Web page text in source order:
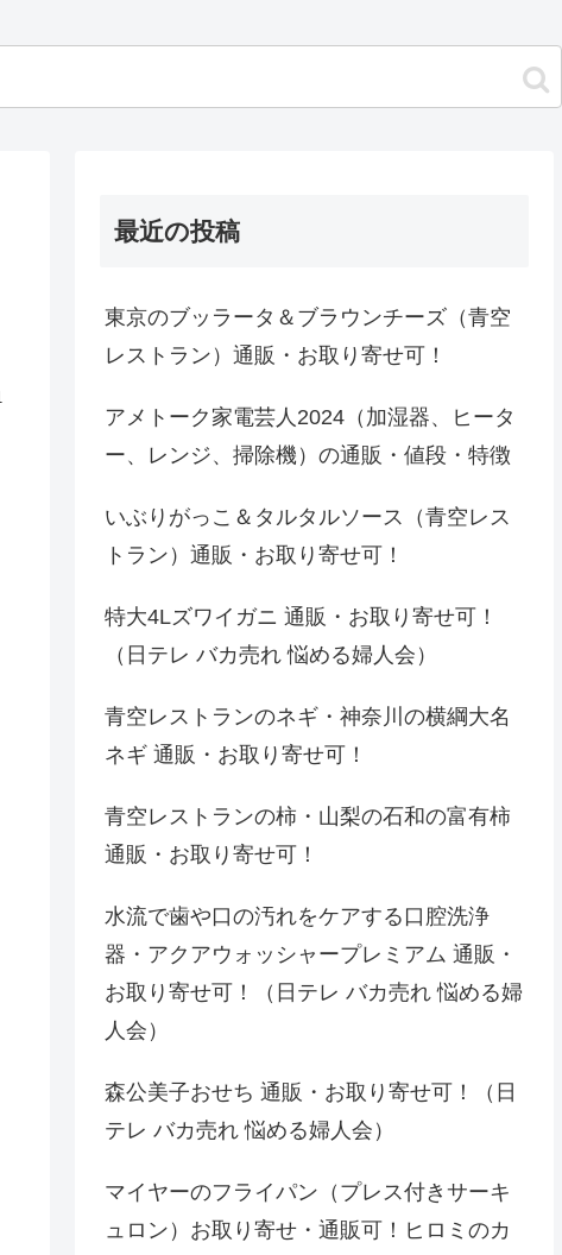
最近の投稿
東京のブッラータ＆ブラウンチーズ（青空
レストラン）通販・お取り寄せ可！
アメトーク家電芸人2024（加湿器、ヒータ
ー、レンジ、掃除機）の通販・値段・特徴
いぶりがっこ＆タルタルソース（青空レス
トラン）通販・お取り寄せ可！
特大4Lズワイガニ 通販・お取り寄せ可！
（日テレ バカ売れ 悩める婦人会）
青空レストランのネギ・神奈川の横綱大名
ネギ 通販・お取り寄せ可！
青空レストランの柿・山梨の石和の富有柿
通販・お取り寄せ可！
水流で歯や口の汚れをケアする口腔洗浄
器・アクアウォッシャープレミアム 通販・
お取り寄せ可！（日テレ バカ売れ 悩める婦
人会）
森公美子おせち 通販・お取り寄せ可！（日
テレ バカ売れ 悩める婦人会）
マイヤーのフライパン（プレス付きサーキ
ュロン）お取り寄せ・通販可！ヒロミのカ